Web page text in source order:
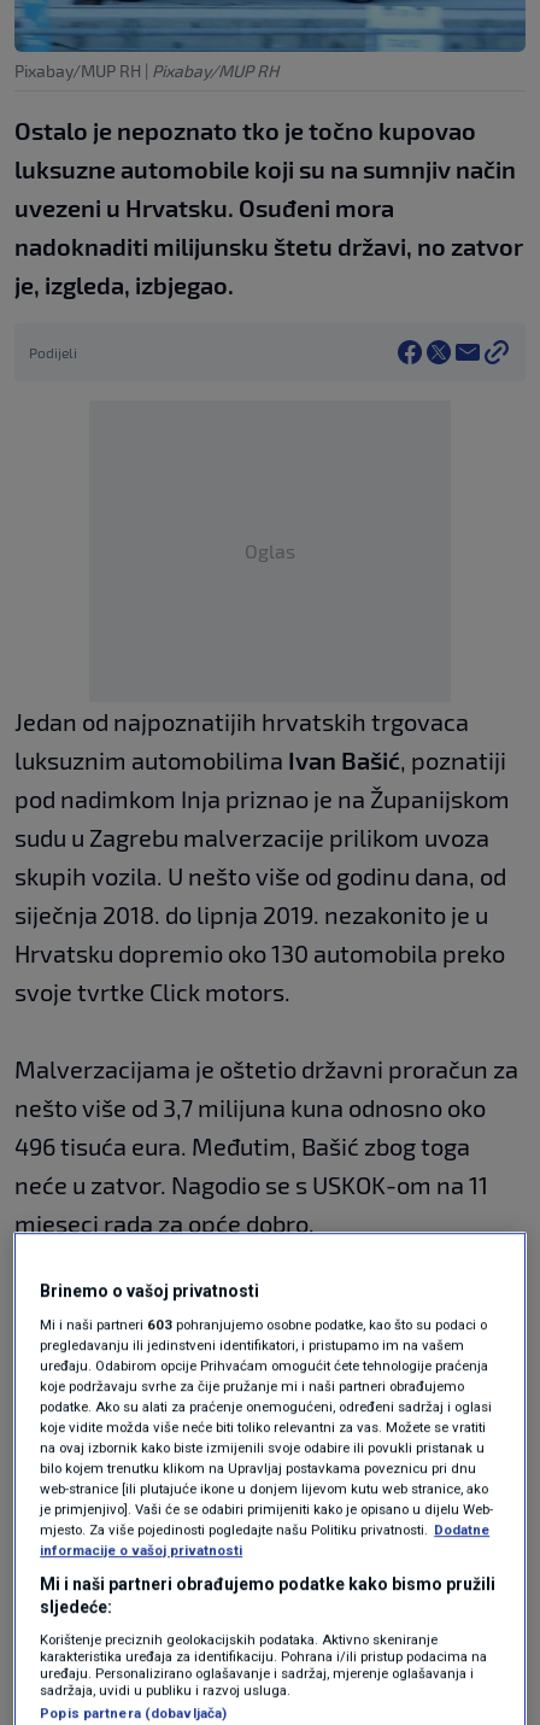
Pixabay/MUP RH | Pixabay/MUP RH
Ostalo je nepoznato tko je točno kupovao
luksuzne automobile koji su na sumnjiv način
uvezeni u Hrvatsku. Osuđeni mora
nadoknaditi milijunsku štetu državi, no zatvor
je, izgleda, izbjegao.
Podijeli
Oglas
Jedan od najpoznatijih hrvatskih trgovaca
luksuznim automobilima Ivan Bašić, poznatiji
pod nadimkom Inja priznao je na Županijskom
sudu u Zagrebu malverzacije prilikom uvoza
skupih vozila. U nešto više od godinu dana, od
siječnja 2018. do lipnja 2019. nezakonito je u
Hrvatsku dopremio oko 130 automobila preko
svoje tvrtke Click motors.
Malverzacijama je oštetio državni proračun za
nešto više od 3,7 milijuna kuna odnosno oko
496 tisuća eura. Međutim, Bašić zbog toga
neće u zatvor. Nagodio se s USKOK-om na 11
mjeseci rada za opće dobro.
Što sve mora platiti?
Osim toga, dobio je i 19,9 tisuća eura odnosno
150 tisuća kuna sporedne novčane kazne, a
mora podmiriti i milijun kuna sudskih troškova.
U državni proračun Bašić mora uplatiti 141
tisuću eura odnosno nešto više od milijun kuna
utajenih poreznih i carinskih davanja.
Sporazumom što ga je prihvatio država mu je
oduzela i sedam automobila marke Nisan
Brinemo o vašoj privatnosti
Mi i naši partneri 603 pohranjujemo osobne podatke, kao što su podaci o
pregledavanju ili jedinstveni identifikatori, i pristupamo im na vašem
uređaju. Odabirom opcije Prihvaćam omogućit ćete tehnologije praćenja
koje podržavaju svrhe za čije pružanje mi i naši partneri obrađujemo
podatke. Ako su alati za praćenje onemogućeni, određeni sadržaj i oglasi
koje vidite možda više neće biti toliko relevantni za vas. Možete se vratiti
na ovaj izbornik kako biste izmijenili svoje odabire ili povukli pristanak u
bilo kojem trenutku klikom na Upravljaj postavkama poveznicu pri dnu
web-stranice [ili plutajuće ikone u donjem lijevom kutu web stranice, ako
je primjenjivo]. Vaši će se odabiri primijeniti kako je opisano u dijelu Web-
mjesto. Za više pojedinosti pogledajte našu Politiku privatnosti. Dodatne
informacije o vašoj privatnosti
Mi i naši partneri obrađujemo podatke kako bismo pružili
sljedeće:
Korištenje preciznih geolokacijskih podataka. Aktivno skeniranje
karakteristika uređaja za identifikaciju. Pohrana i/ili pristup podacima na
uređaju. Personalizirano oglašavanje i sadržaj, mjerenje oglašavanja i
sadržaja, uvidi u publiku i razvoj usluga.
Popis partnera (dobavljača)